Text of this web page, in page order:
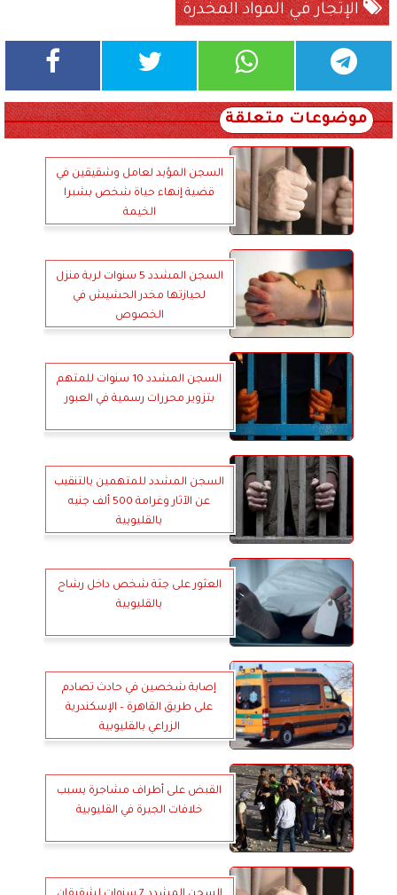
الإتجار في المواد المخدرة
موضوعات متعلقة
السجن المؤبد لعامل وشقيقين في
قضية إنهاء حياة شخص بشبرا
الخيمة
السجن المشدد 5 سنوات لربة منزل
لحيازتها مخدر الحشيش في
الخصوص
السجن المشدد 10 سنوات للمتهم
بتزوير محررات رسمية في العبور
السجن المشدد للمتهمين بالتنقيب
عن الآثار وغرامة 500 ألف جنيه
بالقليوبية
العثور على جثة شخص داخل رشاح
بالقليوبية
إصابة شخصين في حادث تصادم
على طريق القاهرة – الإسكندرية
الزراعي بالقليوبية
القبض على أطراف مشاجرة بسبب
خلافات الجيرة في القليوبية